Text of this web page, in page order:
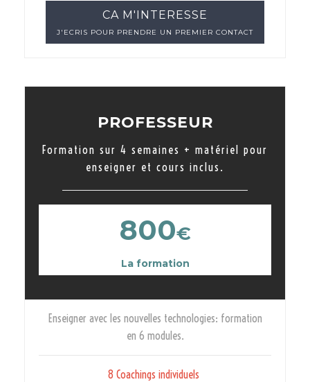
CA M'INTERESSE
J'ECRIS POUR PRENDRE UN PREMIER CONTACT
PROFESSEUR
Formation sur 4 semaines + matériel pour
enseigner et cours inclus.
800€
La formation
Enseigner avec les nouvelles technologies: formation
en 6 modules.
8 Coachings individuels